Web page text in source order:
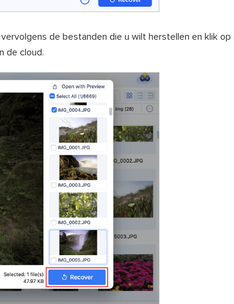
de bestanden die u wilt herstellen en klik op
de cloud.